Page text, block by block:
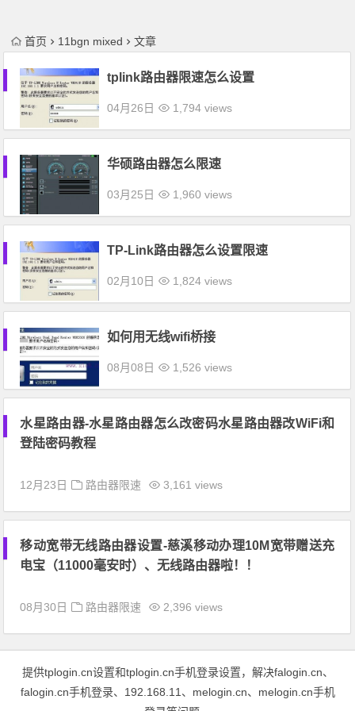
首页 11bgn mixed 文章
tplink路由器限速怎么设置
04月26日 1,794 views
华硕路由器怎么限速
03月25日 1,960 views
TP-Link路由器怎么设置限速
02月10日 1,824 views
如何用无线wifi桥接
08月08日 1,526 views
水星路由器-水星路由器怎么改密码水星路由器改WiFi和
登陆密码教程
12月23日 路由器限速 3,161 views
移动宽带无线路由器设置-慈溪移动办理10M宽带赠送充
电宝（11000毫安时）、无线路由器啦！！
08月30日 路由器限速 2,396 views
提供tplogin.cn设置和tplogin.cn手机登录设置，解决falogin.cn、
falogin.cn手机登录、192.168.11、melogin.cn、melogin.cn手机